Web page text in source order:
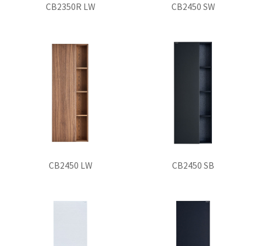
CB2350R LW CB2450 SW
CB2450 LW CB2450 SB